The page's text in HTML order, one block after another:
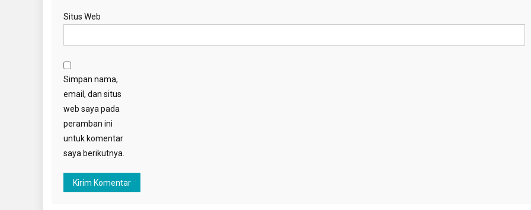
Situs Web
Simpan nama,
email, dan situs
web saya pada
peramban ini
untuk komentar
saya berikutnya.